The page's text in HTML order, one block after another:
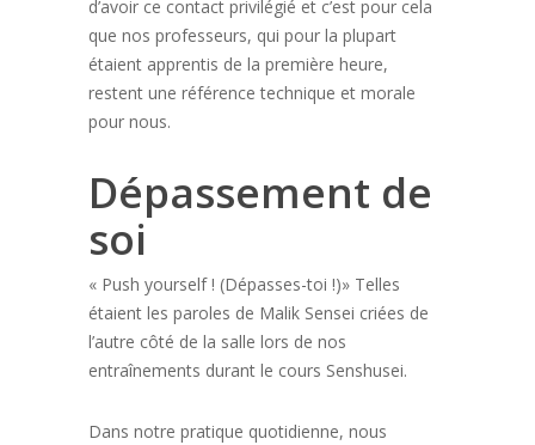
d’avoir ce contact privilégié et c’est pour cela
que nos professeurs, qui pour la plupart
étaient apprentis de la première heure,
restent une référence technique et morale
pour nous.
Dépassement de
soi
« Push yourself ! (Dépasses-toi !)» Telles
étaient les paroles de Malik Sensei criées de
l’autre côté de la salle lors de nos
entraînements durant le cours Senshusei.
Dans notre pratique quotidienne, nous